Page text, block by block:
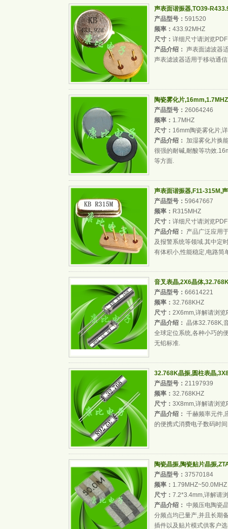
声表面谐振器,TO39-
产品型号： 591520
频率： 433.92MHZ
尺寸： 详细尺寸请浏览PDF
产品介绍： 声表面滤波器
声表滤波器适用于移动通
陶瓷雾化片
产品型号： 26064246
频率： 1.7MHZ
尺寸： 16mm陶瓷雾化片,
产品介绍： 加湿雾化片换
很强的耐碱,耐酸等功效
等方面.
声表面谐振器,F11-315M,
产品型号： 59647667
频率： R315MHZ
尺寸： 详细尺寸请浏览PDF
产品介绍： 产品广泛应用
及报警系统等领域.其中定
有体积小,性能稳定,电路简
音叉表晶,2X6晶体
产品型号： 66614221
频率： 32.768KHZ
尺寸： 2X6mm,详解请浏览
产品介绍： 晶体32.768K,
全球定位系统,各种小巧的
无铅标准.
32.768K晶振,圆柱表晶
产品型号： 21197939
频率： 32.768KHZ
尺寸： 3X8mm,详解请浏览
产品介绍： 千赫频率元件,
的便携式消费电子数码时
陶瓷晶振,陶瓷贴片晶振
产品型号： 37570184
频率： 1.79MHZ~50.0MHZ
尺寸： 7.2*3.4mm,详解请
产品介绍： 中频压电陶瓷
分频点均已量产,并且长期
插件以及贴片模式供客户